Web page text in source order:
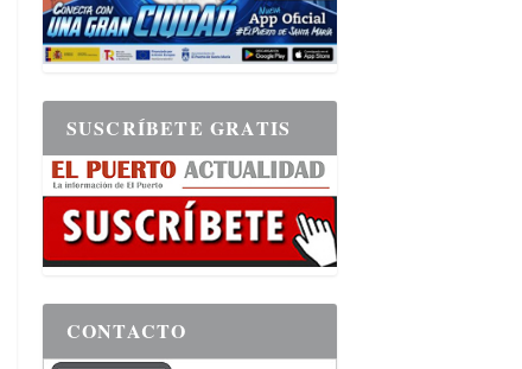
SUSCRÍBETE GRATIS
CONTACTO